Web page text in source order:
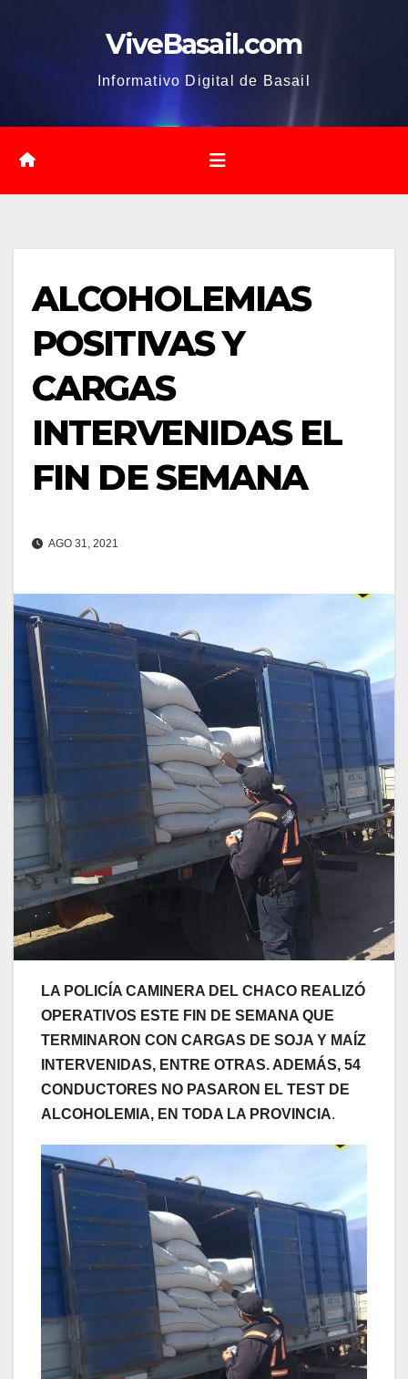
ViveBasail.com
Informativo Digital de Basail
ALCOHOLEMIAS
POSITIVAS Y
CARGAS
INTERVENIDAS EL
FIN DE SEMANA
AGO 31, 2021
LA POLICÍA CAMINERA DEL CHACO REALIZÓ
OPERATIVOS ESTE FIN DE SEMANA QUE
TERMINARON CON CARGAS DE SOJA Y MAÍZ
INTERVENIDAS, ENTRE OTRAS. ADEMÁS, 54
CONDUCTORES NO PASARON EL TEST DE
ALCOHOLEMIA, EN TODA LA PROVINCIA.